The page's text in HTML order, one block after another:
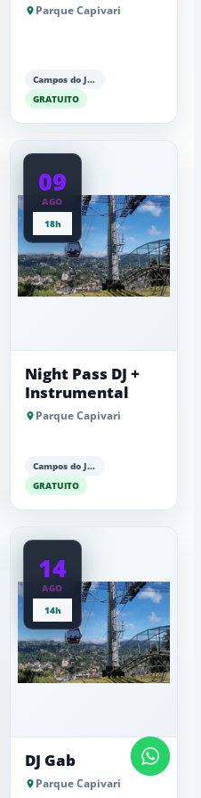
Parque Capivari
Campos do Jordão
GRATUITO
09
AGO
18h
Night Pass DJ +
Instrumental
Parque Capivari
Campos do Jordão
GRATUITO
14
AGO
14h
DJ Gab
Parque Capivari